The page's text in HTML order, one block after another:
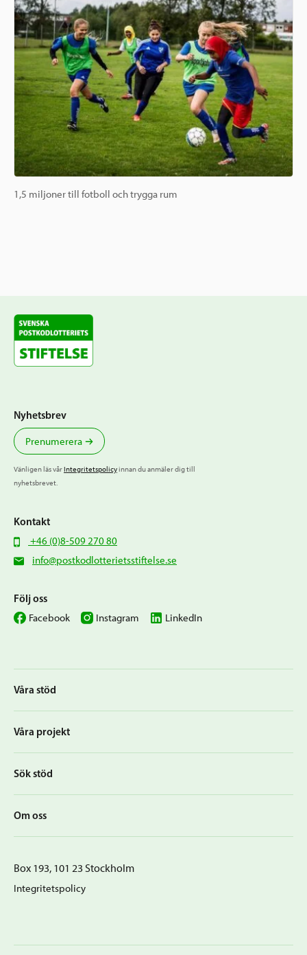
1,5 miljoner till fotboll och trygga rum
Våra stöd
Våra projekt
Sök stöd
Om oss
Nyhetsbrev
Prenumerera
Vänligen läs vårIntegritetspolicyinnan du anmäler dig till
nyhetsbrevet.
Kontakt
+46 (0)8-509 270 80
info@postkodlotterietsstiftelse.se
Följ oss
Facebook Instagram LinkedIn
Box 193, 101 23 Stockholm
Integritetspolicy